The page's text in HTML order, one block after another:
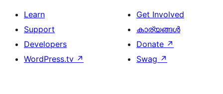
Learn
Support
Developers
WordPress.tv ↗
Get Involved
കാര്യങ്ങള്‍
Donate ↗
Swag ↗